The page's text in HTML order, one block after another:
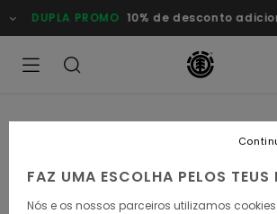
para
a
DUPLA PROMO 10% de desconto
FAZ UMA ESCOLHA PELOS TEUS
Nós e os nossos parceiros utilizamos